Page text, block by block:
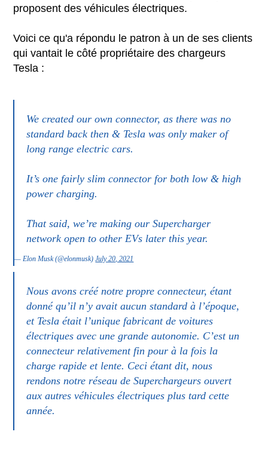
proposent des véhicules électriques.
Voici ce qu'a répondu le patron à un de ses clients
qui vantait le côté propriétaire des chargeurs
Tesla :
We created our own connector, as there was no
standard back then & Tesla was only maker of
long range electric cars.
It’s one fairly slim connector for both low & high
power charging.
That said, we’re making our Supercharger
network open to other EVs later this year.
— Elon Musk (@elonmusk)July 20, 2021
Nous avons créé notre propre connecteur, étant
donné qu’il n’y avait aucun standard à l’époque,
et Tesla était l’unique fabricant de voitures
électriques avec une grande autonomie. C’est un
connecteur relativement fin pour à la fois la
charge rapide et lente. Ceci étant dit, nous
rendons notre réseau de Superchargeurs ouvert
aux autres véhicules électriques plus tard cette
année.